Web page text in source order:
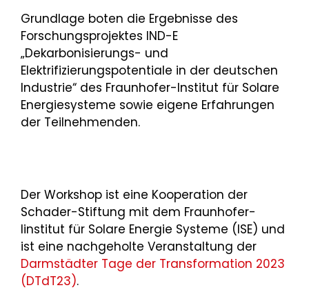
Grundlage boten die Ergebnisse des
Forschungsprojektes IND-E
„Dekarbonisierungs- und
Elektrifizierungspotentiale in der deutschen
Industrie“ des Fraunhofer-Institut für Solare
Energiesysteme sowie eigene Erfahrungen
der Teilnehmenden.
Der Workshop ist eine Kooperation der
Schader-Stiftung mit dem Fraunhofer-
Iinstitut für Solare Energie Systeme (ISE) und
ist eine nachgeholte Veranstaltung der
Darmstädter Tage der Transformation 2023
(DTdT23).